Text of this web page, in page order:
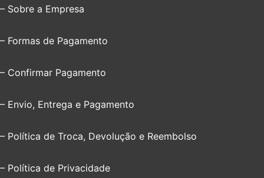
– Sobre a Empresa
– Formas de Pagamento
– Confirmar Pagamento
– Envio, Entrega e Pagamento
– Política de Troca, Devolução e Reembolso
– Política de Privacidade